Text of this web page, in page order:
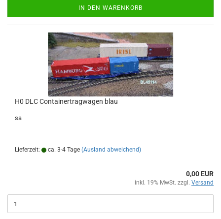
IN DEN WARENKORB
H0 DLC Containertragwagen blau
sa
Lieferzeit: ca. 3-4 Tage (Ausland abweichend)
0,00 EUR
inkl. 19% MwSt. zzgl. Versand